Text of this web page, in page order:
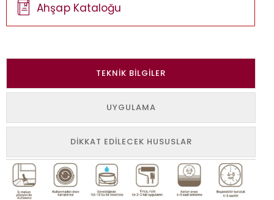
Ahşap Kataloğu
TEKNIK BILGILER
UYGULAMA
DIKKAT EDILECEK HUSUSLAR